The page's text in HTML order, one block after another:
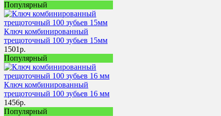
Популярный
Ключ комбинированный
трещоточный 100 зубьев 15мм
1501р.
Популярный
Ключ комбинированный
трещоточный 100 зубьев 16 мм
1456р.
Популярный